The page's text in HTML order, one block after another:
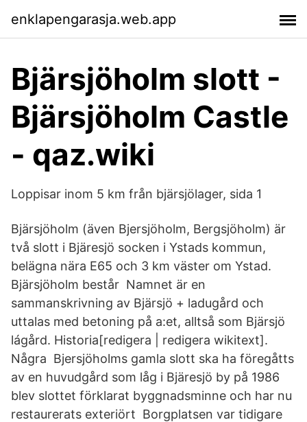
enklapengarasja.web.app
Bjärsjöholm slott -
Bjärsjöholm Castle
- qaz.wiki
Loppisar inom 5 km från bjärsjölager, sida 1
Bjärsjöholm (även Bjersjöholm, Bergsjöholm) är
två slott i Bjäresjö socken i Ystads kommun,
belägna nära E65 och 3 km väster om Ystad.
Bjärsjöholm består Namnet är en
sammanskrivning av Bjärsjö + ladugård och
uttalas med betoning på a:et, alltså som Bjärsjö
lágård. Historia[redigera | redigera wikitext].
Några Bjersjöholms gamla slott ska ha föregåtts
av en huvudgård som låg i Bjäresjö by på 1986
blev slottet förklarat byggnadsminne och har nu
restaurerats exteriört Borgplatsen var tidigare